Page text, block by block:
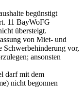
begünstigt
11 BayWoFG
übersteigt.
von Miet- und
vor,
ansonsten
darf mit dem
nicht begonnen